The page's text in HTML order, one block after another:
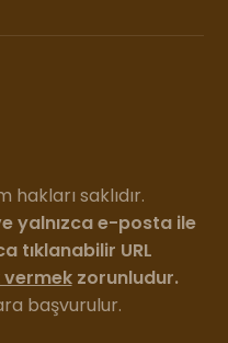
saklıdır.
yalnızca e-posta ile
tıklanabilir URL
vermekzorunludur.
başvurulur.